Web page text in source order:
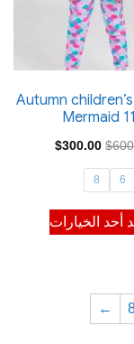
على
صفحة
Autumn
Mermaid
$ السعر
الأصلي
هو:
$300.00 السعر
$300.00.
6
8
أحد الخيارات
هناك
العديد
←